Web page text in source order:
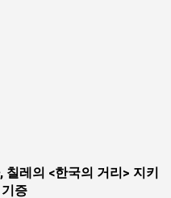
칠레의 <한국의 거리> 지키
증